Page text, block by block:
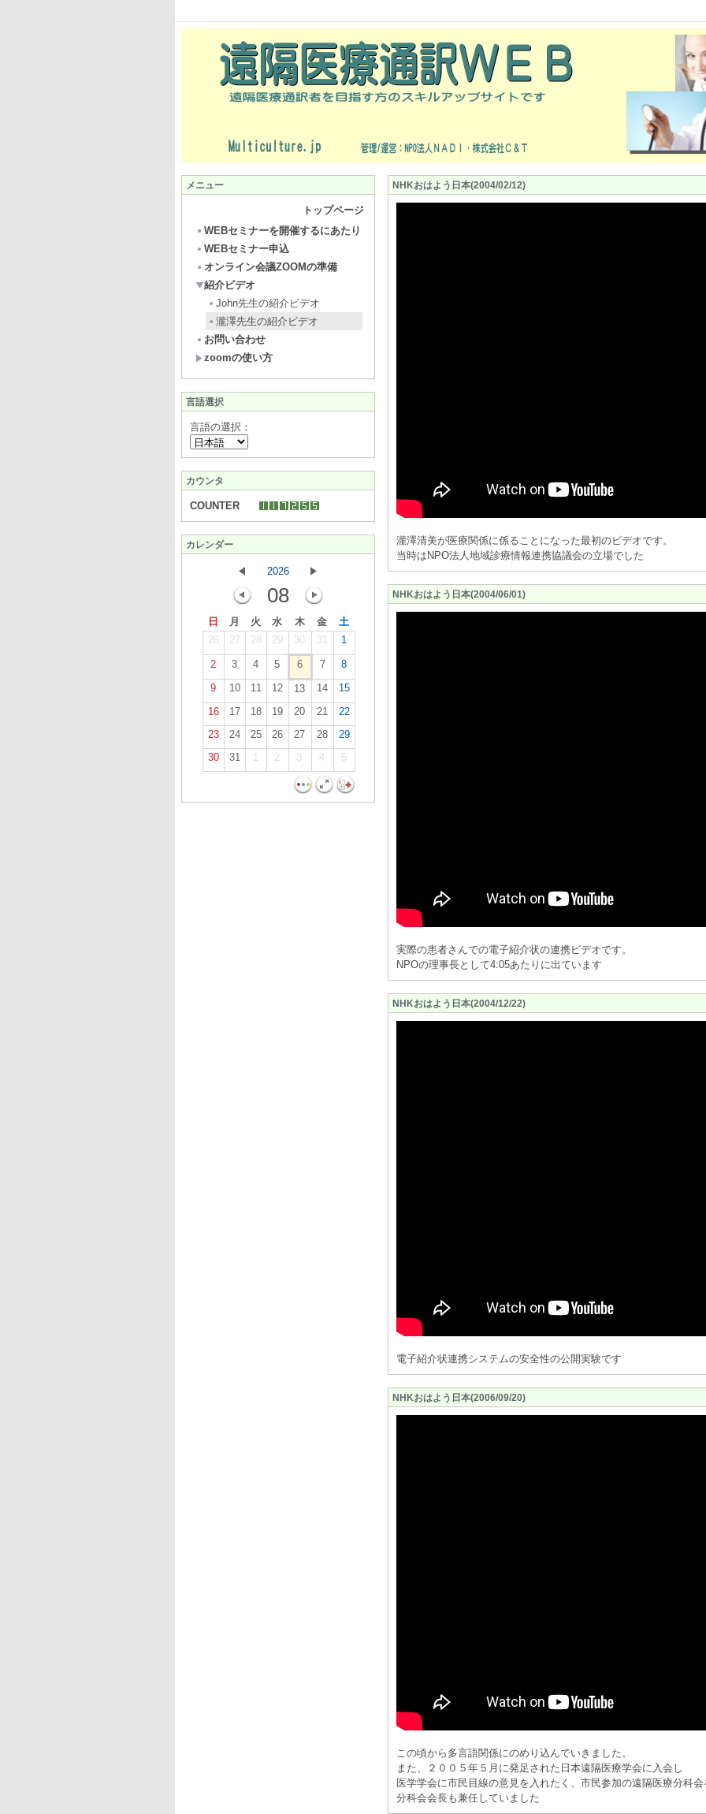
メニュー
トップページ
WEBセミナーを開催するにあたり
WEBセミナー申込
オンライン会議ZOOMの準備
紹介ビデオ
John先生の紹介ビデオ
瀧澤先生の紹介ビデオ
お問い合わせ
zoomの使い方
言語選択
言語の選択：
カウンタ
COUNTER
カレンダー
2026
08
日 月 火 水 木 金
土
26
27 28 29 30 31 1
2 3 4 5 6 7
8
9
10 11 12 13 14
15
16
17 18 19 20 21
22
23
24 25 26 27 28
29
30
31 1 2 3 4 5
NHKおはよう日本(2004/02/12)
瀧澤清美が医療関係に係ることになった最初のビデオです。
当時はNPO法人地域診療情報連携協議会の立場でした
NHKおはよう日本(2004/06/01)
実際の患者さんでの電子紹介状の連携ビデオです。
NPOの理事長として4:05あたりに出ています
NHKおはよう日本(2004/12/22)
電子紹介状連携システムの安全性の公開実験です
NHKおはよう日本(2006/09/20)
この頃から多言語関係にのめり込んでいきました。
また、２００５年５月に発足された日本遠隔医療学会に入会し
医学学会に市民目線の意見を入れたく、市民参加の遠隔医療分科
分科会会長も兼任していました